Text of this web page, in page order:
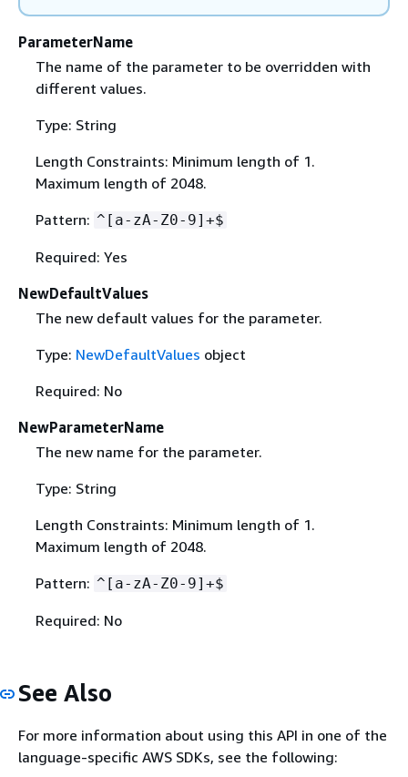
ParameterName
The name of the parameter to be overridden with
different values.
Type: String
Length Constraints: Minimum length of 1.
Maximum length of 2048.
Pattern: ^[a-zA-Z0-9]+$
Required: Yes
NewDefaultValues
The new default values for the parameter.
Type: NewDefaultValues object
Required: No
NewParameterName
The new name for the parameter.
Type: String
Length Constraints: Minimum length of 1.
Maximum length of 2048.
Pattern: ^[a-zA-Z0-9]+$
Required: No
See Also
For more information about using this API in one of the
language-specific AWS SDKs, see the following: